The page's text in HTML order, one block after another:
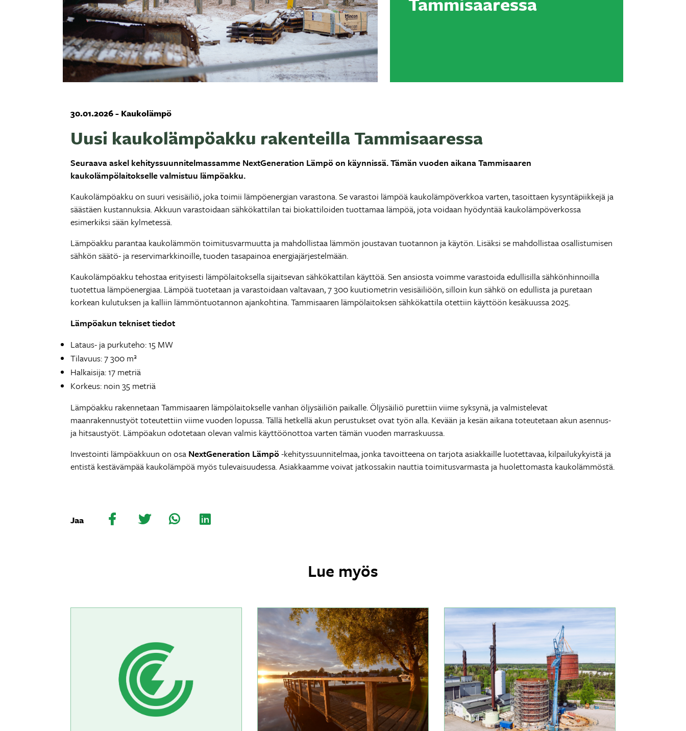
30.01.2026 - Kaukolämpö
Uusi kaukolämpöakku rakenteilla Tammisaaressa
Seuraava askel kehityssuunnitelmassamme NextGeneration Lämpö on käynnissä. Tämän vuoden aikana Tammisaaren
kaukolämpölaitokselle valmistuu lämpöakku.
Kaukolämpöakku on suuri vesisäiliö, joka toimii lämpöenergian varastona. Se varastoi lämpöä kaukolämpöverkkoa varten, tasoittaen kysyntäpiikkejä ja
säästäen kustannuksia. Akkuun varastoidaan sähkökattilan tai biokattiloiden tuottamaa lämpöä, jota voidaan hyödyntää kaukolämpöverkossa
esimerkiksi sään kylmetessä.
Lämpöakku parantaa kaukolämmön toimitusvarmuutta ja mahdollistaa lämmön joustavan tuotannon ja käytön. Lisäksi se mahdollistaa osallistumisen
sähkön säätö- ja reservimarkkinoille, tuoden tasapainoa energiajärjestelmään.
Kaukolämpöakku tehostaa erityisesti lämpölaitoksella sijaitsevan sähkökattilan käyttöä. Sen ansiosta voimme varastoida edullisilla sähkönhinnoilla
tuotettua lämpöenergiaa. Lämpöä tuotetaan ja varastoidaan valtavaan, 7 300 kuutiometrin vesisäiliöön, silloin kun sähkö on edullista ja puretaan
korkean kulutuksen ja kalliin lämmöntuotannon ajankohtina. Tammisaaren lämpölaitoksen sähkökattila otettiin käyttöön kesäkuussa 2025.
Lämpöakun tekniset tiedot
Lataus- ja purkuteho: 15 MW
Tilavuus: 7 300 m³
Halkaisija: 17 metriä
Korkeus: noin 35 metriä
Lämpöakku rakennetaan Tammisaaren lämpölaitokselle vanhan öljysäiliön paikalle. Öljysäiliö purettiin viime syksynä, ja valmistelevat
maanrakennustyöt toteutettiin viime vuoden lopussa. Tällä hetkellä akun perustukset ovat työn alla. Kevään ja kesän aikana toteutetaan akun asennus-
ja hitsaustyöt. Lämpöakun odotetaan olevan valmis käyttöönottoa varten tämän vuoden marraskuussa.
Investointi lämpöakkuun on osa NextGeneration Lämpö-kehityssuunnitelmaa, jonka tavoitteena on tarjota asiakkaille luotettavaa, kilpailukykyistä ja
entistä kestävämpää kaukolämpöä myös tulevaisuudessa. Asiakkaamme voivat jatkossakin nauttia toimitusvarmasta ja huolettomasta kaukolämmöstä.
Jaa
Lue myös